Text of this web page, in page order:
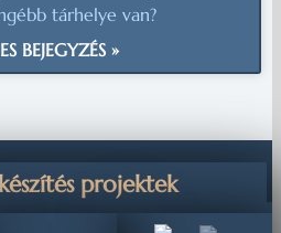
tárhelye van?
BEJEGYZÉS »
projektek